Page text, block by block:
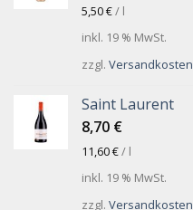
5,50€/ l
inkl. 19 % MwSt.
zzgl. Versandkosten
Saint Laurent
8,70 €
11,60€/ l
inkl. 19 % MwSt.
zzgl. Versandkosten